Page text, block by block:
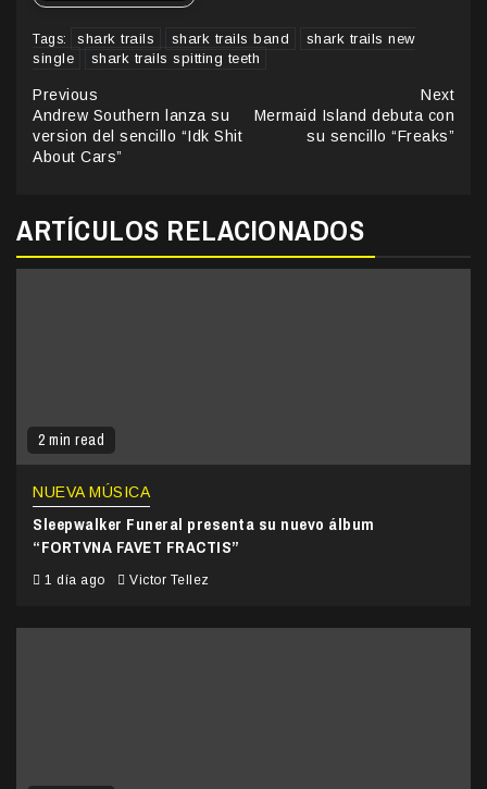
Tags: shark trails shark trails band
shark trails new
single
shark trails spitting teeth
Continue
Reading
Previous
Andrew Southern lanza su
version del sencillo “Idk Shit
About Cars”
Next
Mermaid Island debuta con
su sencillo “Freaks”
ARTÍCULOS RELACIONADOS
2 min read
NUEVA MÚSICA
Sleepwalker Funeral presenta su nuevo álbum
“FORTVNA FAVET FRACTIS”
1 día ago Victor Tellez